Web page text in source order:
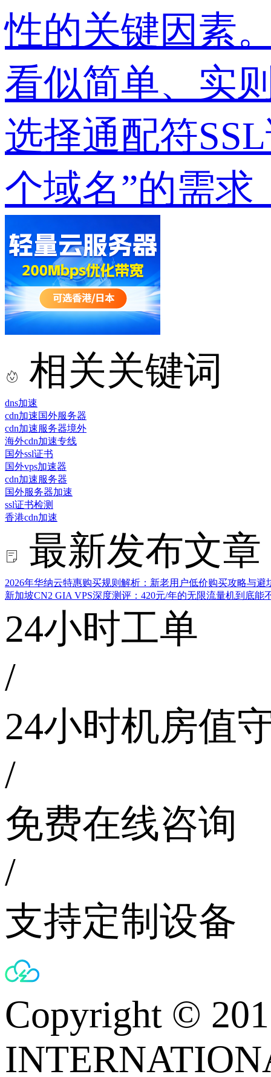
性的关键因素
看似简单、实
选择通配符
个域名”的需求
相关关键词
dns加速
cdn加速国外服务器
cdn加速服务器境外
海外cdn加速专线
国外ssl证书
国外vps加速器
cdn加速服务器
国外服务器加速
ssl证书检测
香港cdn加速
最新发布文章
2026年华纳云特惠购买规则解析：新老用户低价购买攻略与避
新加坡CN2 GIA VPS深度测评：420元/年的无限流量机到底能
24小时工单
/
24小时机房值
/
免费在线咨询
/
支持定制设备
Copyright ©